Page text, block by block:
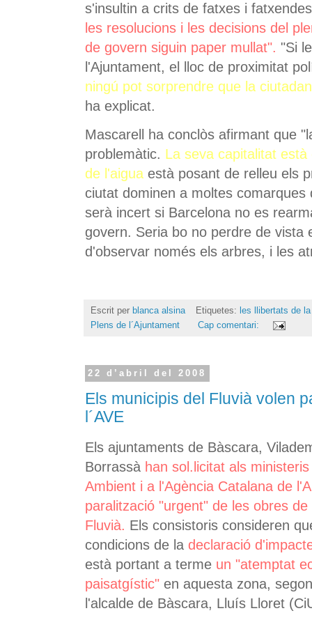
s'insultin a crits de fatxes i
les resolucions i les decisions del
de govern siguin paper mullat". "Si
l'Ajuntament, el lloc de proximitat
ningú pot sorprendre que la
ha explicat.
Mascarell ha conclòs afirmant que
problemàtic. La seva capitalitat
de l'aigua està posant de relleu els
ciutat dominen a moltes comarques
serà incert si Barcelona no es
govern. Seria bo no perdre de vista
d'observar només els arbres, i les
Escrit per blanca alsina Etiquetes: les llibertats de
Plens de l´Ajuntament
Cap comentari:
22 d’abril del 2008
Els municipis del Fluvià volen
l´AVE
Els ajuntaments de Bàscara,
Borrassà han sol.licitat als
Ambient i a l'Agència Catalana de
paralització "urgent" de les obres
Fluvià. Els consistoris consideren
condicions de la declaració
està portant a terme un "atemptat
paisatgístic" en aquesta zona,
l'alcalde de Bàscara, Lluís Lloret